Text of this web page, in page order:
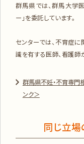
群馬県では、群馬大学
ー」を委託しています。
センターでは、不育症
識を有する医師、看護師
群馬県不妊・不育専門
ンク＞
同じ立場